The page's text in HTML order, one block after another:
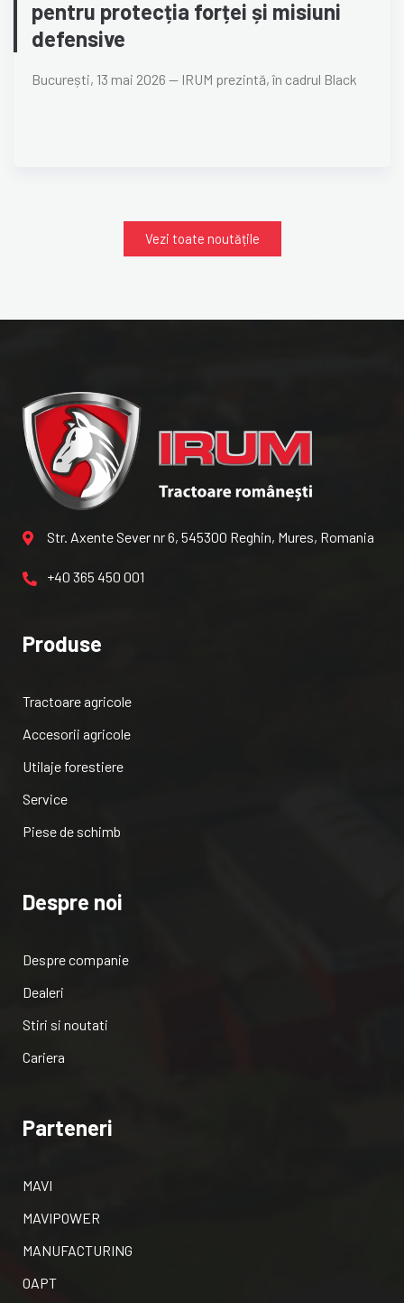
pentru protecția forței și misiuni
defensive
București, 13 mai 2026 — IRUM prezintă, în cadrul Black
Vezi toate noutățile
Str. Axente Sever nr 6, 545300 Reghin, Mures, Romania
+40 365 450 001
Produse
Tractoare agricole
Accesorii agricole
Utilaje forestiere
Service
Piese de schimb
Despre noi
Despre companie
Dealeri
Stiri si noutati
Cariera
Parteneri
MAVI
MAVIPOWER
MANUFACTURING
OAPT